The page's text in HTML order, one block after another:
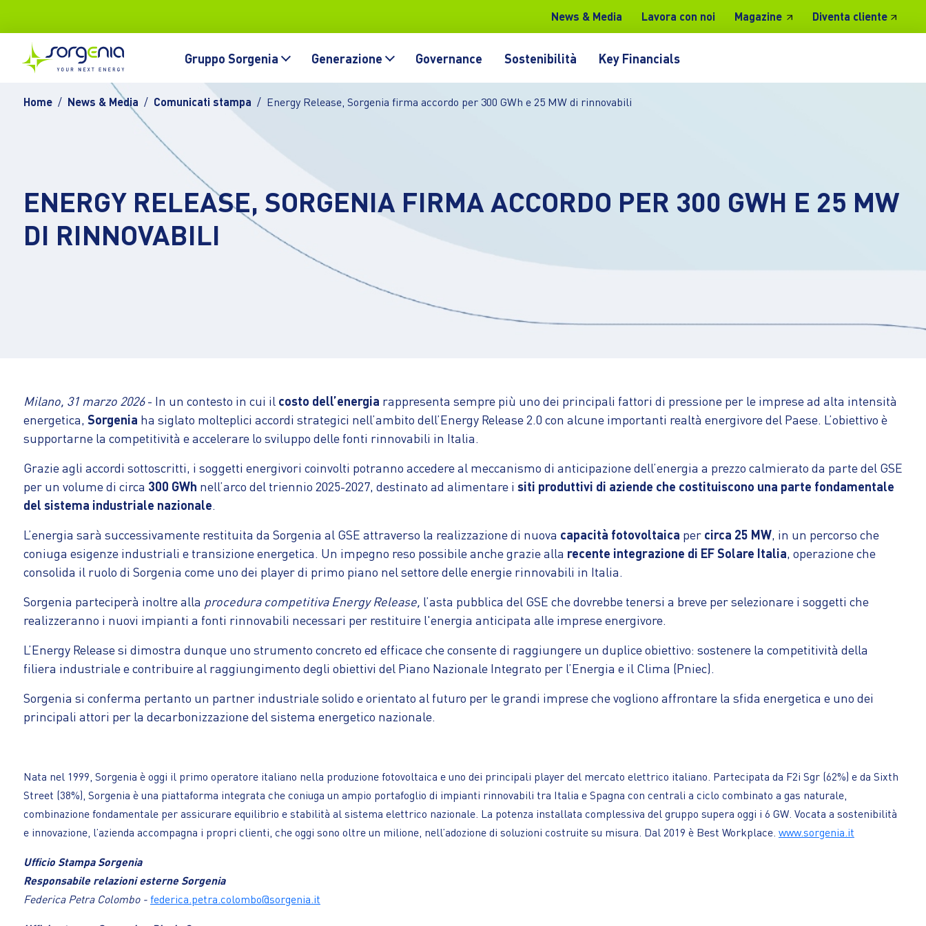
News & Media Lavora con noi Magazine Diventa cliente
Main navigation
Gruppo Sorgenia Generazione Governance Sostenibilità Key Financials
Home News & Media Comunicati stampa Energy Release, Sorgenia firma accordo per 300 GWh e 25 MW di rinnovabili
ENERGY RELEASE, SORGENIA FIRMA ACCORDO PER 300 GWH E 25 MW
DI RINNOVABILI
Milano, 31 marzo 2026- In un contesto in cui il costo dell’energia rappresenta sempre più uno dei principali fattori di pressione per le imprese ad alta intensità
energetica, Sorgenia ha siglato molteplici accordi strategici nell’ambito dell’Energy Release 2.0 con alcune importanti realtà energivore del Paese. L’obiettivo è
supportarne la competitività e accelerare lo sviluppo delle fonti rinnovabili in Italia.
Grazie agli accordi sottoscritti, i soggetti energivori coinvolti potranno accedere al meccanismo di anticipazione dell’energia a prezzo calmierato da parte del GSE
per un volume di circa 300 GWh nell’arco del triennio 2025-2027, destinato ad alimentare i siti produttivi di aziende che costituiscono una parte fondamentale
del sistema industriale nazionale.
L’energia sarà successivamente restituita da Sorgenia al GSE attraverso la realizzazione di nuova capacità fotovoltaica per circa 25 MW, in un percorso che
coniuga esigenze industriali e transizione energetica. Un impegno reso possibile anche grazie alla recente integrazione di EF Solare Italia, operazione che
consolida il ruolo di Sorgenia come uno dei player di primo piano nel settore delle energie rinnovabili in Italia.
Sorgenia parteciperà inoltre alla procedura competitiva Energy Release, l’asta pubblica del GSE che dovrebbe tenersi a breve per selezionare i soggetti che
realizzeranno i nuovi impianti a fonti rinnovabili necessari per restituire l'energia anticipata alle imprese energivore.
L’Energy Release si dimostra dunque uno strumento concreto ed efficace che consente di raggiungere un duplice obiettivo: sostenere la competitività della
filiera industriale e contribuire al raggiungimento degli obiettivi del Piano Nazionale Integrato per l’Energia e il Clima (Pniec).
Sorgenia si conferma pertanto un partner industriale solido e orientato al futuro per le grandi imprese che vogliono affrontare la sfida energetica e uno dei
principali attori per la decarbonizzazione del sistema energetico nazionale.
Nata nel 1999, Sorgenia è oggi il primo operatore italiano nella produzione fotovoltaica e uno dei principali player del mercato elettrico italiano. Partecipata da F2i Sgr (62%) e da Sixth
Street (38%), Sorgenia è una piattaforma integrata che coniuga un ampio portafoglio di impianti rinnovabili tra Italia e Spagna con centrali a ciclo combinato a gas naturale,
combinazione fondamentale per assicurare equilibrio e stabilità al sistema elettrico nazionale. La potenza installata complessiva del gruppo supera oggi i 6 GW. Vocata a sostenibilità
e innovazione, l’azienda accompagna i propri clienti, che oggi sono oltre un milione, nell’adozione di soluzioni costruite su misura. Dal 2019 è Best Workplace. www.sorgenia.it
Ufficio Stampa Sorgenia
Responsabile relazioni esterne Sorgenia
Federica Petra Colombo - federica.petra.colombo@sorgenia.it